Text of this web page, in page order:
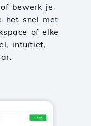
bewerk je
het snel met
of elke
intuïtief,